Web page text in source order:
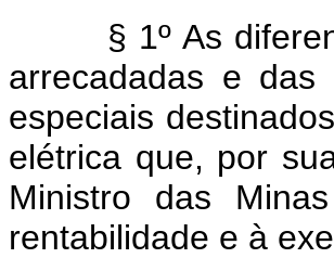
§ 1º As
arrecadadas e das
especiais
elétrica que, por
Ministro das
rentabilidade e à